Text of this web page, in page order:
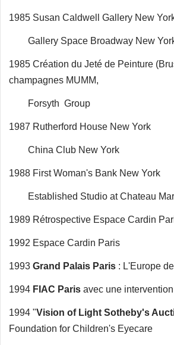
1985 Susan Caldwell Gallery New
Gallery Space Broadway New
1985 Création du Jeté de Peinture
champagnes MUMM,
Forsyth Group
1987 Rutherford House New York
China Club New York
1988 First Woman's Bank New York
Established Studio at Chateau
1989 Rétrospective Espace Cardin
1992 Espace Cardin Paris
1993 Grand Palais Paris : L'Europe
1994 FIAC Paris avec une
1994 "Vision of Light Sotheby's
Foundation for Children's Eyecare